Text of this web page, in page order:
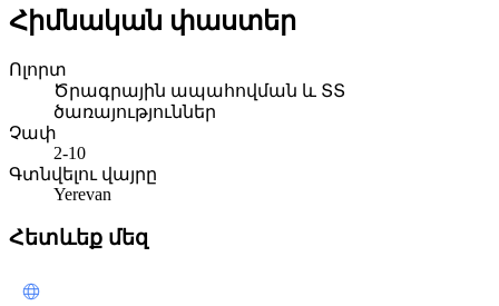
Հիմնական փաստեր
Ոլորտ
Ծրագրային ապահովման և ՏՏ
ծառայություններ
Չափ
2-10
Գտնվելու վայրը
Yerevan
Հետևեք մեզ